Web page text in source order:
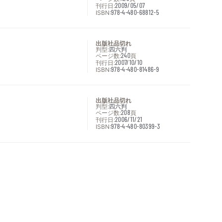
刊行日:2009/05/07
ISBN:978-4-480-68812-5
出版社品切れ
判型:四六判
ページ数:240頁
刊行日:2007/10/10
ISBN:978-4-480-81486-9
出版社品切れ
判型:四六判
ページ数:208頁
刊行日:2006/11/21
ISBN:978-4-480-80399-3